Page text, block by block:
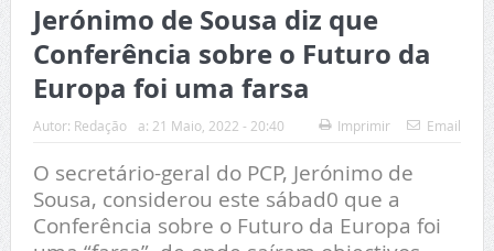
Jerónimo de Sousa diz que
Conferência sobre o Futuro da
Europa foi uma farsa
Autor: Redação a: 21 Maio, 2022 - 20:40 Imprimir Email
O secretário-geral do PCP, Jerónimo de
Sousa, considerou este sábad0 que a
Conferência sobre o Futuro da Europa foi